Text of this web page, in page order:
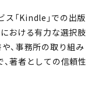
「Kindle」での出版
おける有力な選択肢
、事務所の取り組み
著者としての信頼性